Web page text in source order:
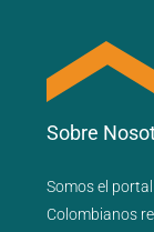
Sobre
Somos el portal
Colombianos